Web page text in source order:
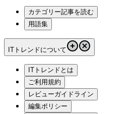
カテゴリー記事を読む
用語集
ITトレンドについて
ITトレンドとは
ご利用規約
レビューガイドライン
編集ポリシー